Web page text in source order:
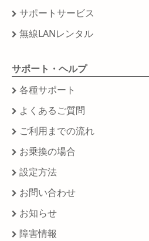
サポートサービス
無線LANレンタル
サポート・ヘルプ
各種サポート
よくあるご質問
ご利用までの流れ
お乗換の場合
設定方法
お問い合わせ
お知らせ
障害情報